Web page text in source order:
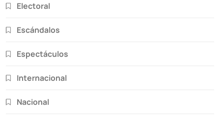
Electoral
Escándalos
Espectáculos
Internacional
Nacional